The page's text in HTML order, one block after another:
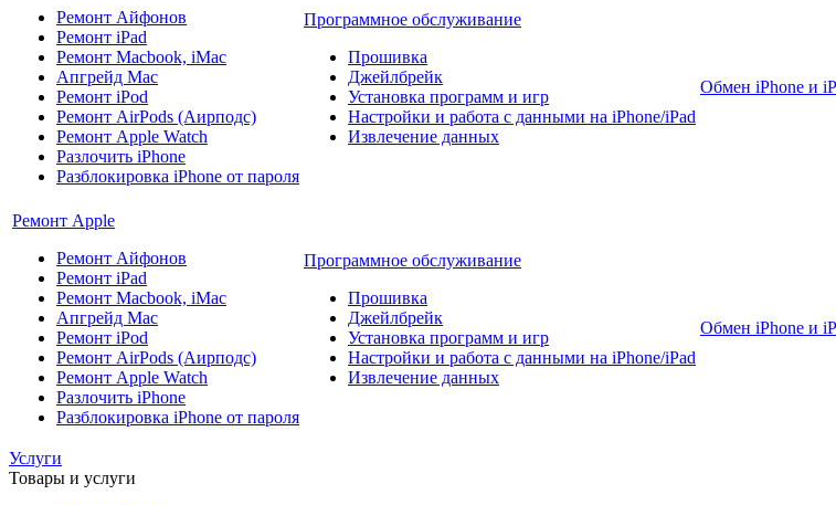
Ремонт Айфонов
Ремонт iPad
Ремонт Macbook, iMac
Апгрейд Mac
Ремонт iPod
Ремонт AirPods (Аирподс)
Ремонт Apple Watch
Разлочить iPhone
Разблокировка iPhone от пароля
Программное обслуживание
Прошивка
Джейлбрейк
Установка программ и игр
Настройки и работа с данными на iPhone/iPad
Извлечение данных
Обмен iPhone и
Ремонт Apple
Ремонт Айфонов
Ремонт iPad
Ремонт Macbook, iMac
Апгрейд Mac
Ремонт iPod
Ремонт AirPods (Аирподс)
Ремонт Apple Watch
Разлочить iPhone
Разблокировка iPhone от пароля
Программное обслуживание
Прошивка
Джейлбрейк
Установка программ и игр
Настройки и работа с данными на iPhone/iPad
Извлечение данных
Обмен iPhone и
Услуги
Товары и услуги